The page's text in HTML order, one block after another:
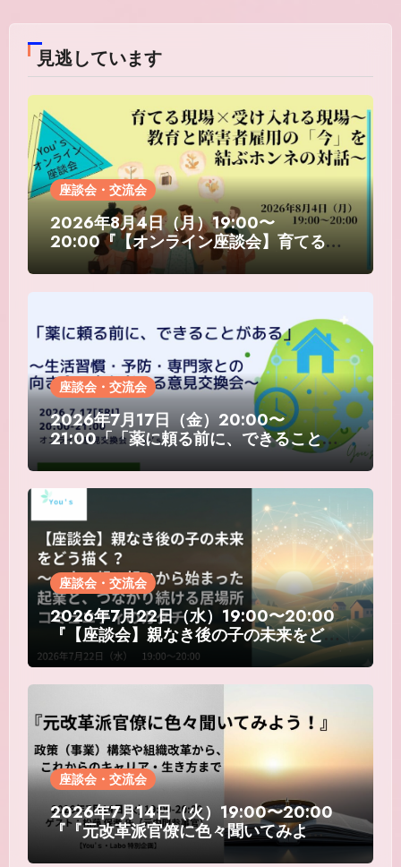
見逃しています
座談会・交流会
2026年8月4日（月）19:00〜
20:00『【オンライン座談会】育てる現
場×受け入れる現場〜教育と障害者雇用の
「今」を結ぶホンネの対話〜』
座談会・交流会
2026年7月17日（金）20:00〜
21:00「「薬に頼る前に、できることが
ある」 ～生活習慣・予防・専門家との向
き合い方を考える意見交換会～」
座談会・交流会
2026年7月22日（水）19:00〜20:00
『【座談会】親なき後の子の未来をどう
描く？～一人の親の想いから始まった起
業と、つながり続ける居場所コミュニテ
ィのカタチ』
座談会・交流会
2026年7月14日（火）19:00〜20:00
『『元改革派官僚に色々聞いてみよ
う！』～政策（事業）構築や組織改革か